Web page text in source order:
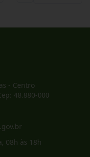
- Centro
48.880-000
08h às 18h